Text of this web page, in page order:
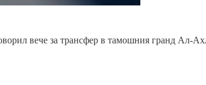
вече за трансфер в тамошния гранд Ал-